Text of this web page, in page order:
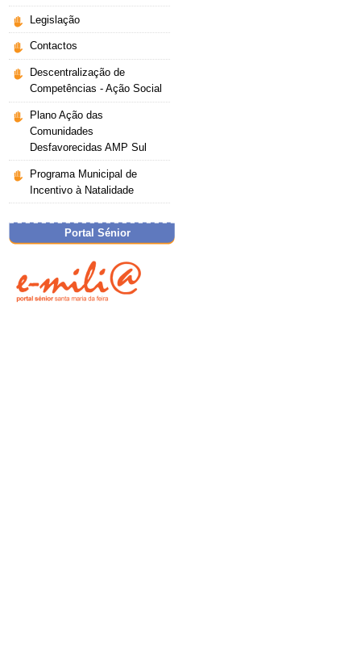
Legislação
Contactos
Descentralização de
Competências - Ação Social
Plano Ação das
Comunidades
Desfavorecidas AMP Sul
Programa Municipal de
Incentivo à Natalidade
Portal Sénior